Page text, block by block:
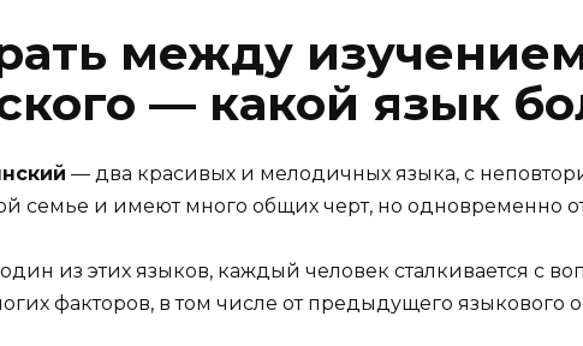
между
— какой язык
— два красивых и мелодичных языка, с
семье и имеют много общих черт, но одновременно
из этих языков, каждый человек сталкивается с
факторов, в том числе от предыдущего языкового